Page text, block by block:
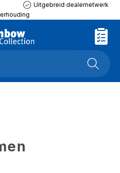
Uitgebreid dealernetwerk